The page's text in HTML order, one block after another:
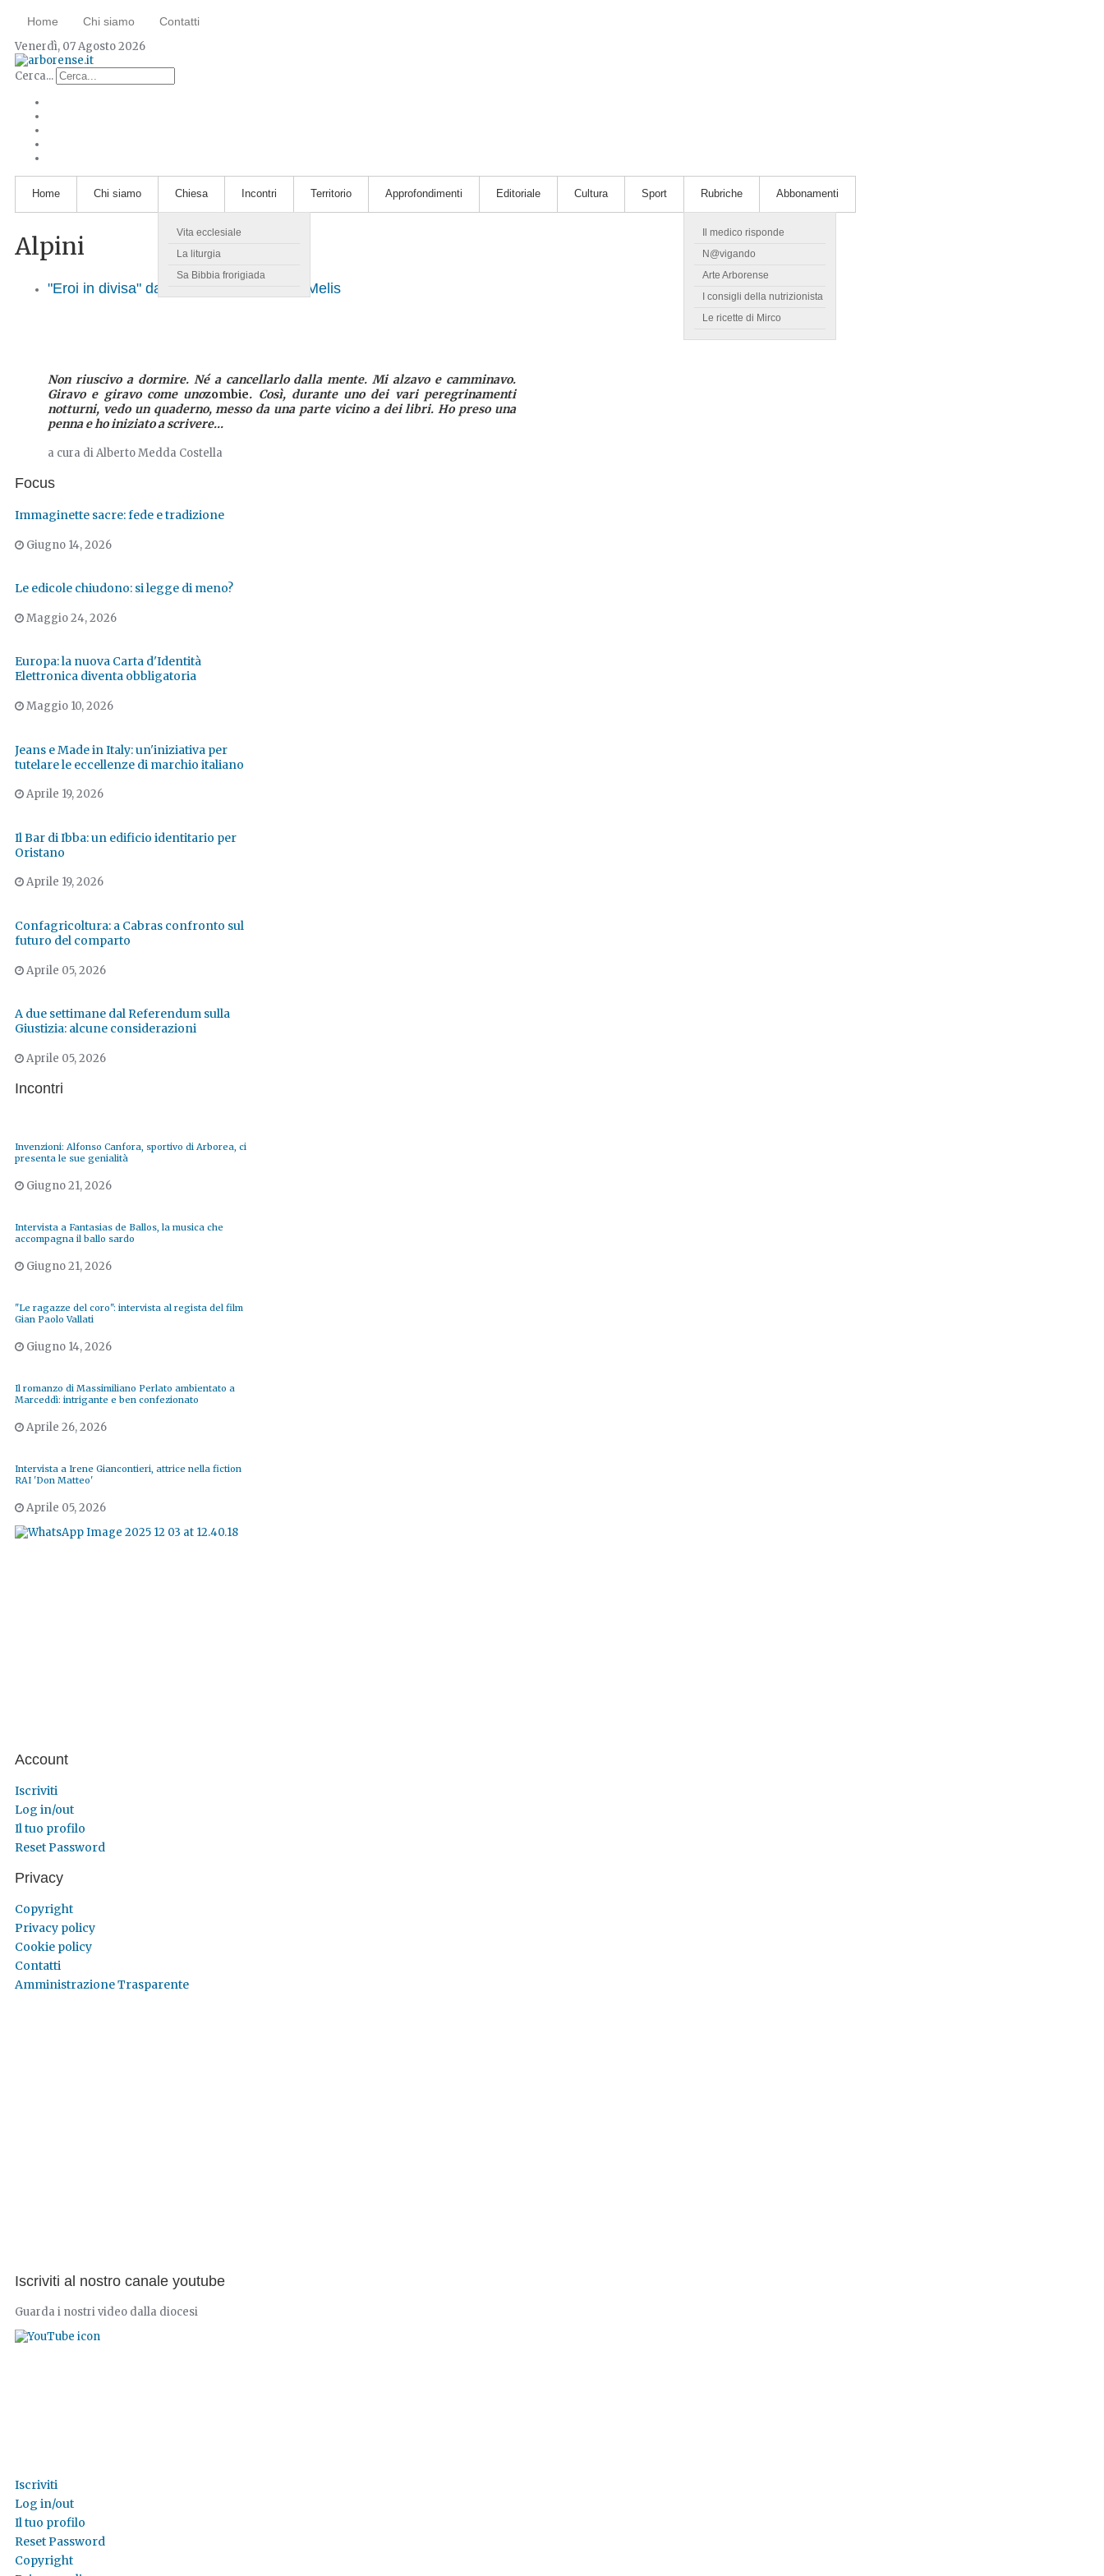
Home Chi siamo Contatti
Venerdì, 07 Agosto 2026
Cerca...
Home Chi siamo Chiesa
Vita ecclesiale
La liturgia
Sa Bibbia frorigiada
Incontri Territorio Approfondimenti Editoriale Cultura Sport Rubriche
Il medico risponde
N@vigando
Arte Arborense
I consigli della nutrizionista
Le ricette di Mirco
Abbonamenti
Alpini
"Eroi in divisa" da Luca Sanna a Valery Melis
Non riuscivo a dormire. Né a cancellarlo dalla mente. Mi alzavo e camminavo.
Giravo e giravo come unozombie. Così, durante uno dei vari peregrinamenti
notturni, vedo un quaderno, messo da una parte vicino a dei libri. Ho preso una
penna e ho iniziato a scrivere...
a cura di Alberto Medda Costella
Focus
Immaginette sacre: fede e tradizione
Giugno 14, 2026
Le edicole chiudono: si legge di meno?
Maggio 24, 2026
Europa: la nuova Carta d'Identità
Elettronica diventa obbligatoria
Maggio 10, 2026
Jeans e Made in Italy: un'iniziativa per
tutelare le eccellenze di marchio italiano
Aprile 19, 2026
Il Bar di Ibba: un edificio identitario per
Oristano
Aprile 19, 2026
Confagricoltura: a Cabras confronto sul
futuro del comparto
Aprile 05, 2026
A due settimane dal Referendum sulla
Giustizia: alcune considerazioni
Aprile 05, 2026
Incontri
Invenzioni: Alfonso Canfora, sportivo di Arborea, ci
presenta le sue genialità
Giugno 21, 2026
Intervista a Fantasias de Ballos, la musica che
accompagna il ballo sardo
Giugno 21, 2026
"Le ragazze del coro": intervista al regista del film
Gian Paolo Vallati
Giugno 14, 2026
Il romanzo di Massimiliano Perlato ambientato a
Marceddì: intrigante e ben confezionato
Aprile 26, 2026
Intervista a Irene Giancontieri, attrice nella fiction
RAI 'Don Matteo'
Aprile 05, 2026
Account
Iscriviti
Log in/out
Il tuo profilo
Reset Password
Privacy
Copyright
Privacy policy
Cookie policy
Contatti
Amministrazione Trasparente
Iscriviti al nostro canale youtube
Guarda i nostri video dalla diocesi
Iscriviti
Log in/out
Il tuo profilo
Reset Password
Copyright